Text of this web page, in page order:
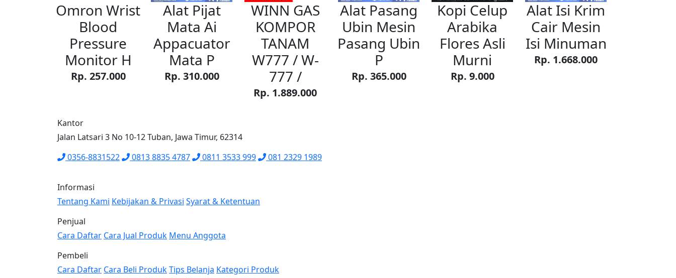
Omron Wrist
Blood
Pressure
Monitor H
Rp. 257.000
Alat Pijat
Mata Ai
Appacuator
Mata P
Rp. 310.000
WINN GAS
KOMPOR
TANAM
W777 / W-
777 /
Rp. 1.889.000
Alat Pasang
Ubin Mesin
Pasang Ubin
P
Rp. 365.000
Kopi Celup
Arabika
Flores Asli
Murni
Rp. 9.000
Alat Isi Krim
Cair Mesin
Isi Minuman
Rp. 1.668.000
Kantor
Jalan Latsari 3 No 10-12 Tuban, Jawa Timur, 62314
0356-8831522
0813 8835 4787 0811 3533 999 081 2329 1989
Informasi
Tentang Kami Kebijakan & Privasi Syarat & Ketentuan
Penjual
Cara Daftar Cara Jual Produk Menu Anggota
Pembeli
Cara Daftar Cara Beli ProdukTips Belanja Kategori Produk